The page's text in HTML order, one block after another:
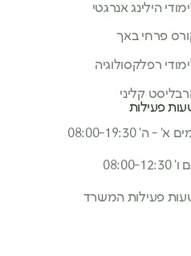
הילינג אנרגטי
פרחי באך
רפלקסולוגיה
קליני
פעילות
א’ - ה’ 08:00-19:30
08:00-12:30
פעילות המשרד